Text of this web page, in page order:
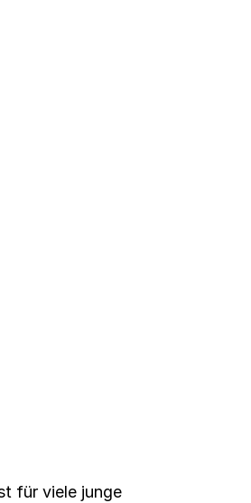
für viele junge